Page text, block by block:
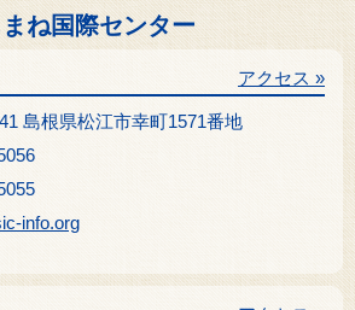
ね国際センター
島根県松江市幸町1571番地
アクセス »
info.org